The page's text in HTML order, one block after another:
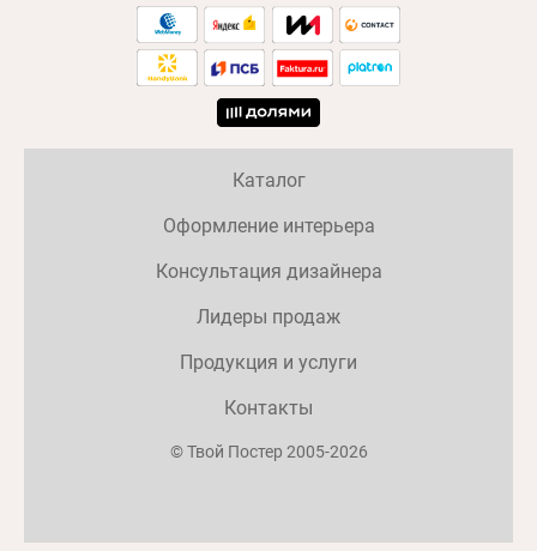
© Твой Постер 2005-2026
Каталог
Оформление интерьера
Консультация дизайнера
Лидеры продаж
Продукция и услуги
Контакты